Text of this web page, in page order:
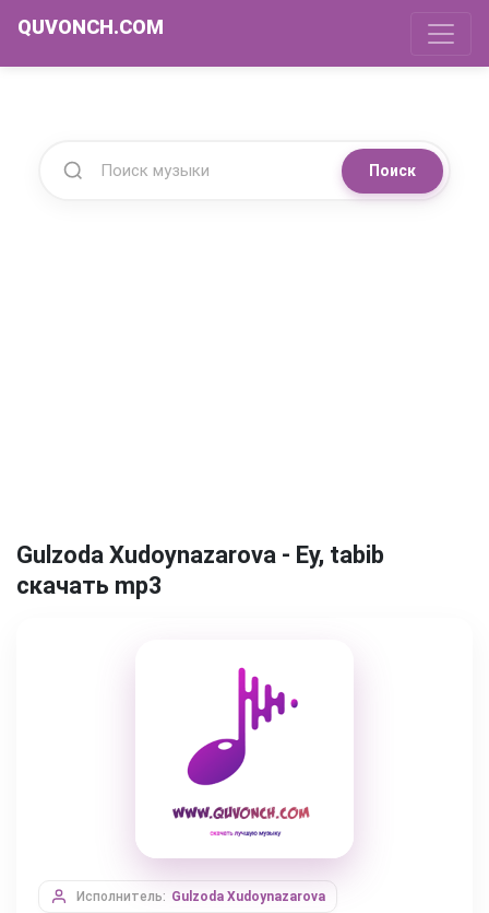
QUVONCH.COM
Поиск
Gulzoda Xudoynazarova - Ey, tabib
скачать mp3
Исполнитель: Gulzoda Xudoynazarova